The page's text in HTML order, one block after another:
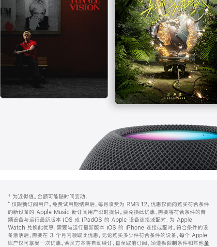
中
打
开)
页
页
脚
注
‡ 为近似值。金额可能随时间变动。
⁺ 仅限新订阅用户。免费试用期结束后，每月收费为 RMB 12。优惠仅面向购买符合条件
的新设备的 Apple Music 新订阅用户限时提供。要兑换此优惠，需要将符合条件的音
频设备与运行最新版本 iOS 或 iPadOS 的 Apple 设备连接或配对。为 Apple
Watch 兑换此优惠，需要与运行最新版本 iOS 的 iPhone 连接或配对。符合条件的设
备激活后，需要在 3 个月内领取此优惠。无论购买多少件符合条件的设备，每个 Apple
账户仅可享受一次优惠。会员方案将自动续订，直至取消订阅。须遵循限制条件和其他条